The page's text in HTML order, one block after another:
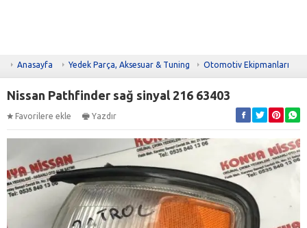
Anasayfa Yedek Parça, Aksesuar & Tuning Otomotiv Ekipmanları
Nissan Pathfinder sağ sinyal 216 63403
Favorilere ekle Yazdır